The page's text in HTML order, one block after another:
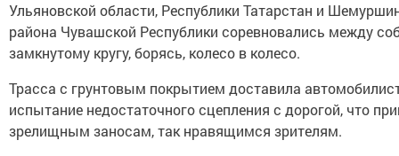
Ульяновской области, Республики Татарстан и
района Чувашской Республики соревновались между
замкнутому кругу, борясь, колесо в колесо.
Трасса с грунтовым покрытием доставила
испытание недостаточного сцепления с дорогой, что
зрелищным заносам, так нравящимся зрителям.